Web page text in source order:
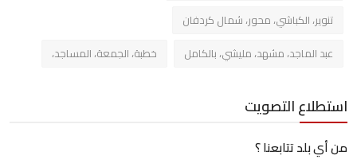
تنوير، الكباشي، محور، شمال كردفان
عبد الماجد، مشهد، مليشي، بالكامل
خطبة، الجمعة، المساجد،
استطلاع التصويت
من أي بلد تتابعنا ؟